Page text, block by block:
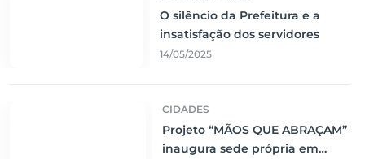
O silêncio da Prefeitura e a
insatisfação dos servidores
14/05/2025
CIDADES
Projeto “MÃOS QUE ABRAÇAM”
inaugura sede própria em